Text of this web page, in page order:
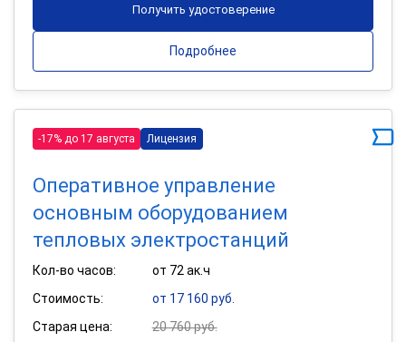
Получить удостоверение
Подробнее
-17% до 17 августа Лицензия
Оперативное управление
основным оборудованием
тепловых электростанций
Кол-во часов:
от 72 ак.ч
Стоимость:
от 17 160 руб.
Старая цена:
20 760 руб.